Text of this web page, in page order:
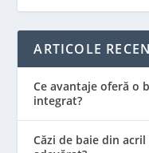
ARTICOLE
Ce avantaje oferă o
integrat?
Căzi de baie din